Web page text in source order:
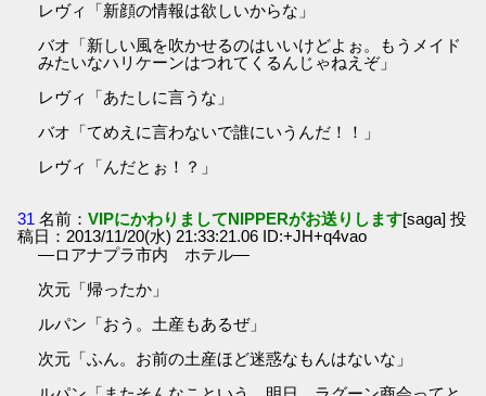
レヴィ「新顔の情報は欲しいからな」
バオ「新しい風を吹かせるのはいいけどよぉ。もうメイド
みたいなハリケーンはつれてくるんじゃねえぞ」
レヴィ「あたしに言うな」
バオ「てめえに言わないで誰にいうんだ！！」
レヴィ「んだとぉ！？」
31 名前：VIPにかわりましてNIPPERがお送りします[saga] 投
稿日：2013/11/20(水) 21:33:21.06 ID:+JH+q4vao
―ロアナプラ市内 ホテル―
次元「帰ったか」
ルパン「おう。土産もあるぜ」
次元「ふん。お前の土産ほど迷惑なもんはないな」